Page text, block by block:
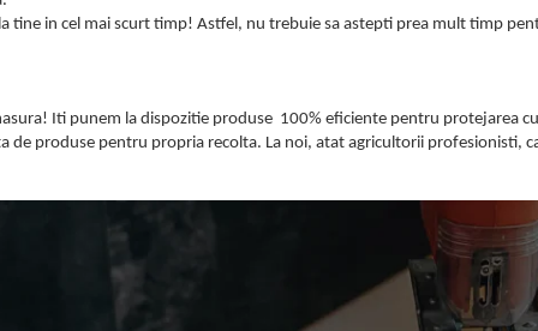
tine in cel mai scurt timp! Astfel, nu trebuie sa astepti prea mult timp
Iti punem la dispozitie produse 100% eficiente pentru protejarea
de produse pentru propria recolta. La noi, atat agricultorii profesionisti,